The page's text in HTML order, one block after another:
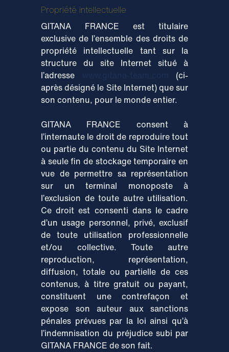
Propriété intellectuelle
GITANA FRANCE est titulaire
exclusive de l’ensemble des droits de
propriété intellectuelle tant sur la
structure du site Internet situé à
l’adresse
(ci-
après désigné le Site Internet) que sur
son contenu, pour le monde entier.
GITANA FRANCE consent à
l’internaute le droit de reproduire tout
ou partie du contenu du Site Internet
à seule fin de stockage temporaire en
vue de permettre sa représentation
sur un terminal monoposte à
l’exclusion de toute autre utilisation.
Ce droit est consenti dans le cadre
d’un usage personnel, privé, exclusif
de toute utilisation professionnelle
et/ou collective. Toute autre
reproduction, représentation,
diffusion, totale ou partielle de ces
contenus, à titre gratuit ou payant,
constituent une contrefaçon et
expose son auteur aux sanctions
pénales prévues par la loi ainsi qu’à
l’indemnisation du préjudice subi par
GITANA FRANCE de son fait.